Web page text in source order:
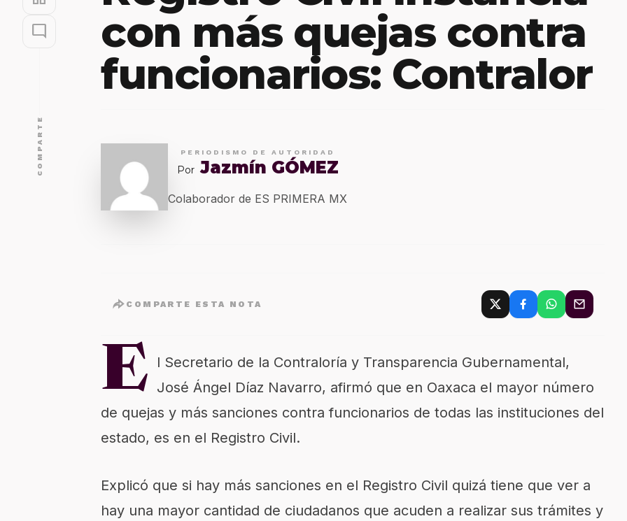
mode_comment
COMPARTE
con más quejas contra
funcionarios: Contralor
PERIODISMO DE AUTORIDAD
Por Jazmín GÓMEZ
Colaborador de ES PRIMERA MX
COMPARTE ESTA NOTA
E
l Secretario de la Contraloría y Transparencia Gubernamental,
José Ángel Díaz Navarro, afirmó que en Oaxaca el mayor número
de quejas y más sanciones contra funcionarios de todas las instituciones del
estado, es en el Registro Civil.
Explicó que si hay más sanciones en el Registro Civil quizá tiene que ver a
hay una mayor cantidad de ciudadanos que acuden a realizar sus trámites y